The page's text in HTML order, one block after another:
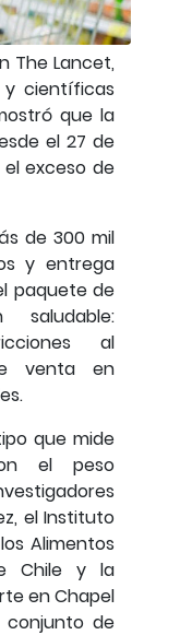
The Lancet,
científicas
que la
el 27 de
el exceso de
de 300 mil
y entrega
paquete de
saludable:
al
venta en
que mide
el peso
el Instituto
Alimentos
Chile y la
en Chapel
conjunto de